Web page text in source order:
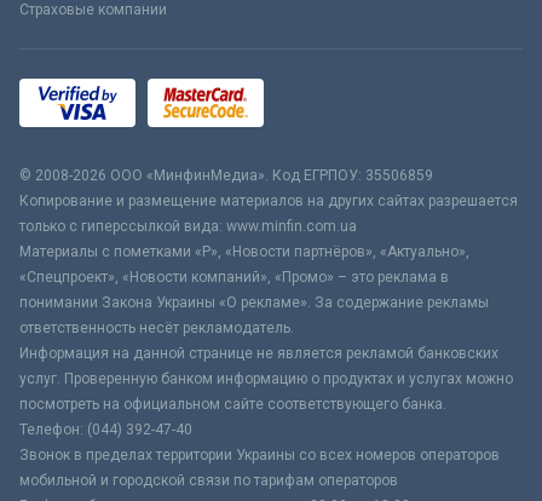
Страховые компании
© 2008-2026 ООО «МинфинМедиа». Код ЕГРПОУ: 35506859
Копирование и размещение материалов на других сайтах разрешается
только с гиперссылкой вида: www.minfin.com.ua
Материалы с пометками «Р», «Новости партнёров», «Актуально»,
«Спецпроект», «Новости компаний», «Промо» – это реклама в
понимании Закона Украины «О рекламе». За содержание рекламы
ответственность несёт рекламодатель.
Информация на данной странице не является рекламой банковских
услуг. Проверенную банком информацию о продуктах и услугах можно
посмотреть на официальном сайте соответствующего банка.
Телефон: (044) 392-47-40
Звонок в пределах территории Украины со всех номеров операторов
мобильной и городской связи по тарифам операторов